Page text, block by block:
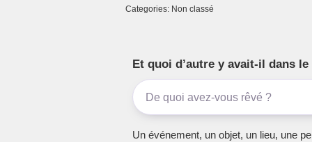
Categories: Non classé
Et quoi d’autre y avait-il dans le
Un événement, un objet, un lieu, une